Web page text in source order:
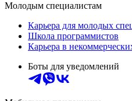
Молодым специалистам
Карьера для молодых
Школа программистов
Карьера в
Боты для уведомлений